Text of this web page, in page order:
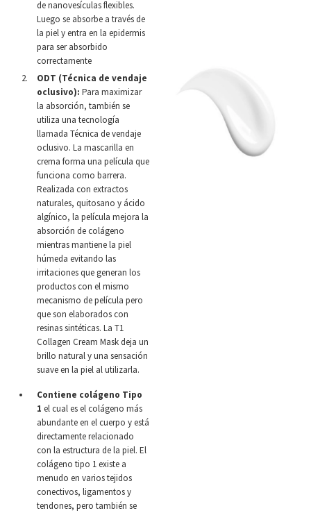
de nanovesículas flexibles.
Luego se absorbe a través de
la piel y entra en la epidermis
para ser absorbido
correctamente
ODT (Técnica de vendaje
oclusivo): Para maximizar
la absorción, también se
utiliza una tecnología
llamada Técnica de vendaje
oclusivo. La mascarilla en
crema forma una película que
funciona como barrera.
Realizada con extractos
naturales, quitosano y ácido
algínico, la película mejora la
absorción de colágeno
mientras mantiene la piel
húmeda evitando las
irritaciones que generan los
productos con el mismo
mecanismo de película pero
que son elaborados con
resinas sintéticas. La T1
Collagen Cream Mask deja un
brillo natural y una sensación
suave en la piel al utilizarla.
Contiene colágeno Tipo
1 el cual es el colágeno más
abundante en el cuerpo y está
directamente relacionado
con la estructura de la piel. El
colágeno tipo 1 existe a
menudo en varios tejidos
conectivos, ligamentos y
tendones, pero también se